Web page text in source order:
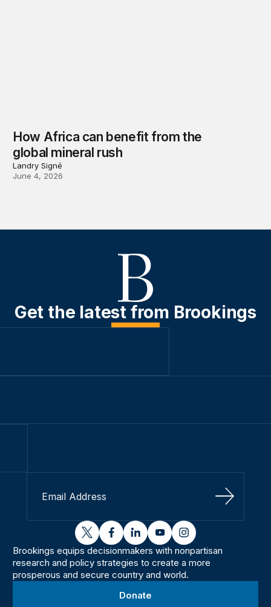
How Africa can benefit from the
global mineral rush
Landry Signé
June 4, 2026
Get the latest from Brookings
Sign Up
twitterfacebooklinkedinyoutubeinstagram
Brookings equips decisionmakers with nonpartisan
research and policy strategies to create a more
prosperous and secure country and world.
Donate